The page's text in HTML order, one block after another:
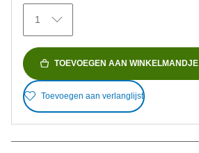
481
beoordelingen
1
TOEVOEGEN AAN WINKELMANDJE
Toevoegen aan verlanglijst